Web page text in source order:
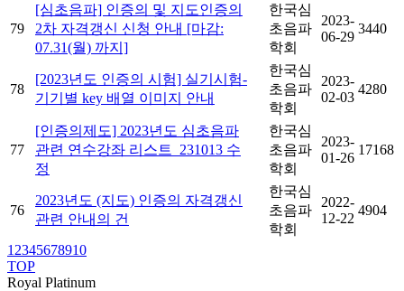
79
[심초음파] 인증의 및 지도인증의
2차 자격갱신 신청 안내 [마감:
07.31(월) 까지]
한국심
초음파
학회
2023-
06-29
3440
78
[2023년도 인증의 시험] 실기시험-
기기별 key 배열 이미지 안내
한국심
초음파
학회
2023-
02-03
4280
77
[인증의제도] 2023년도 심초음파
관련 연수강좌 리스트_231013 수
정
한국심
초음파
학회
2023-
01-26
17168
76
2023년도 (지도) 인증의 자격갱신
관련 안내의 건
한국심
초음파
학회
2022-
12-22
4904
1 2345678910
TOP
Royal Platinum